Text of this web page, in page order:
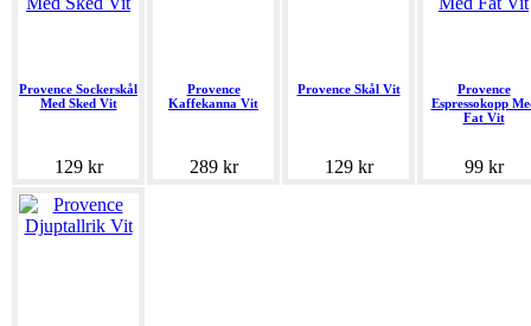
Provence Sockerskål
Med Sked Vit
129 kr
Provence
Kaffekanna Vit
289 kr
Provence Skål Vit
129 kr
Provence
Espressokopp
Fat Vit
99 kr